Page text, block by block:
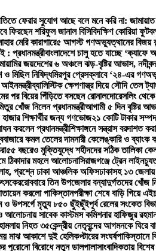
ফেরার সুযোগ আছে বলে মনে করি না:
ফিরছেন শরিফুল জানাল বিসিবিদক্ষিণ কোরিয়া
মেরি কারাগারে৫ আগস্ট গণঅভ্যুত্থানের বিজয়
প্রধানমন্ত্রীবাংলাদেশে চালু হতে যাচ্ছে ‘ক্যাফে
জয়দেশের ৬ অঞ্চলে ঝড়-বৃষ্টির আভাস,
ও মিছিল নিষিদ্ধমিরপুর প্রেসক্লাবে ‘২৪-এর
ব্যালিস্টিক ক্ষেপণাস্ত্র দিয়ে সৌদি তেল
পর বিয়ের পিঁড়িতে বসছেন রোনালদোরেসলিং
খোঁজ নিলেন প্রধানমন্ত্রীআগামী ৫ দিন বৃষ্টির
শিক্ষার্থীর জন্য গণভোজ২১ কোটি টাকার
করলেন প্রধানমন্ত্রীশিক্ষাঙ্গনে সন্ত্রাস বরদাশত
কমল তেলের দামনারী কেলেঙ্কারি ও
৫৫ বছরেও মুক্তিযুদ্ধে শহীদদের সঠিক তালিকা
ঠিকাদার মহলে আলোচনাসিরাজগঞ্জে ট্রেন
প্রশ্নে ঢাকা আঞ্চলিক অফিসঢাকাসহ ১৩
রোববারে তিন উপজেলার বন্যাদুর্গতদের খোঁজ
করলো পাকিস্তানপরীক্ষা শেষে বাড়ি গিয়ে
ও উপসর্গে মৃত্যু ৮৫০ ছুঁইছুঁইপূর্ব রেলের সংকেত
আলোচনায় সাবেক কাস্টমস কমিশনার হাফিজুর
নিহত ৩৫কেন্দ্রীয় নেতৃবৃন্দের আগমনকে ঘিরে
মাঝ আকাশে দুই হেলিকপ্টারের সংঘর্ষপাকিস্তানে
পুরোনো বিরোধে নতুন ডালপালাসাংবাদিকতায়